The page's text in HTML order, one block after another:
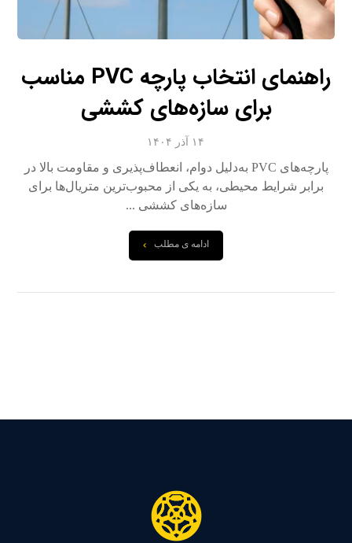
راهنمای انتخاب پارچه PVC مناسب
برای سازه‌های کششی
۱۴ آذر ۱۴۰۴
پارچه‌های PVC به‌دلیل دوام، انعطاف‌پذیری و مقاومت بالا در
برابر شرایط محیطی، به یکی از محبوب‌ترین متریال‌ها برای
سازه‌های کششی ...
ادامه ی مطلب